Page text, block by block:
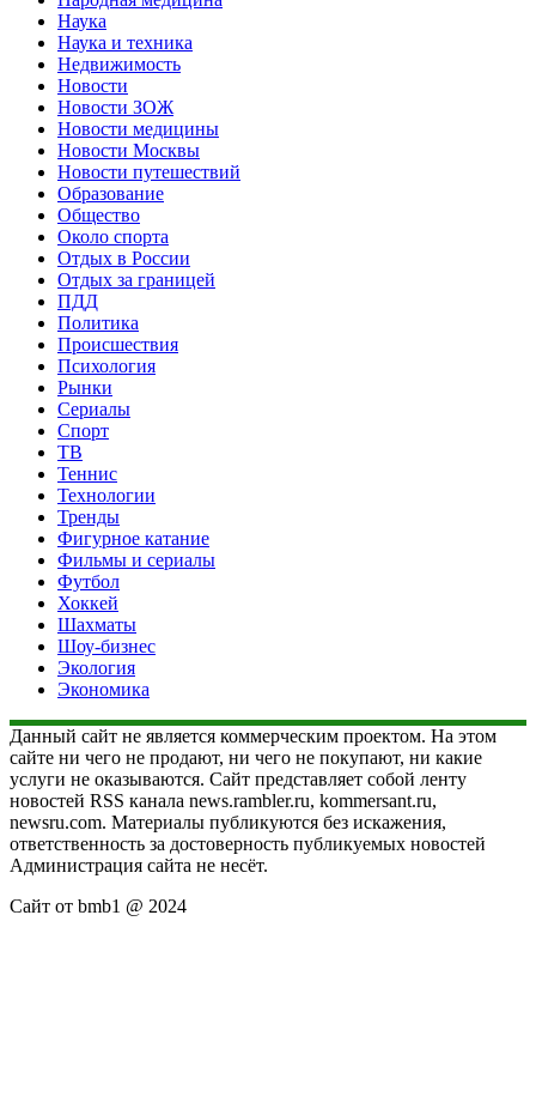
Наука
Наука и техника
Недвижимость
Новости
Новости ЗОЖ
Новости медицины
Новости Москвы
Новости путешествий
Образование
Общество
Около спорта
Отдых в России
Отдых за границей
ПДД
Политика
Происшествия
Психология
Рынки
Сериалы
Спорт
ТВ
Теннис
Технологии
Тренды
Фигурное катание
Фильмы и сериалы
Футбол
Хоккей
Шахматы
Шоу-бизнес
Экология
Экономика
Данный сайт не является коммерческим проектом. На этом
сайте ни чего не продают, ни чего не покупают, ни какие
услуги не оказываются. Сайт представляет собой ленту
новостей RSS канала news.rambler.ru, kommersant.ru,
newsru.com. Материалы публикуются без искажения,
ответственность за достоверность публикуемых новостей
Администрация сайта не несёт.
Сайт от bmb1 @ 2024